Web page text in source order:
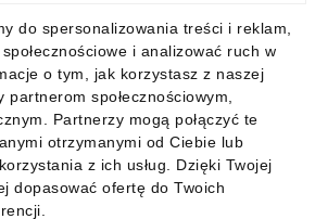
do spersonalizowania treści i reklam,
i analizować ruch w
o tym, jak korzystasz z naszej
społecznościowym,
Partnerzy mogą połączyć te
otrzymanymi od Ciebie lub
z ich usług. Dzięki Twojej
dopasować ofertę do Twoich
naszą aplikację mobilną: